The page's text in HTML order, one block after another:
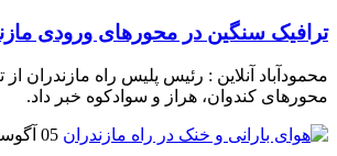
ترافیک سنگین در محور‌های ورودی
محمودآباد آنلاین : رئیس پلیس راه مازندران
محور‌های کندوان، هراز و سوادکوه خبر داد.
05 آگوست 2026